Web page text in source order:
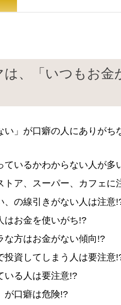
は、「いつもお
」が口癖の人にありがち
ているかわからない人が多
トア、スーパー、カフェに
、の線引きがない人は注意
はお金を使いがち!?
な方はお金がない傾向!?
投資してしまう人は要注意
いる人は要注意!?
が口癖は危険!?